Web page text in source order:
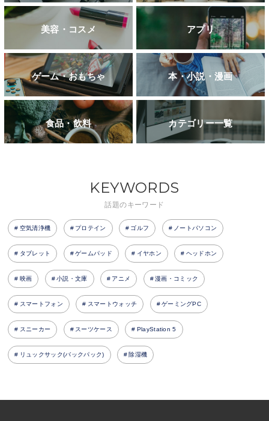
美容・コスメ アプリ
ゲーム・おもちゃ 本・小説・漫画
食品・飲料 カテゴリー一覧
KEYWORDS
話題のキーワード
空気清浄機 プロテイン ゴルフ ノートパソコン
タブレット ゲームパッド イヤホン ヘッドホン
映画 小説・文庫 アニメ 漫画・コミック
スマートフォン スマートウォッチ ゲーミングPC
スニーカー スーツケース PlayStation 5
リュックサック(バックパック) 除湿機